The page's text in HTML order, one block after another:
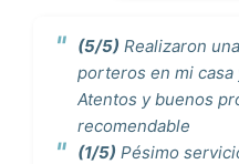
(5/5) Realizaron
porteros en mi casa
Atentos y buenos
recomendable
(1/5) Pésimo